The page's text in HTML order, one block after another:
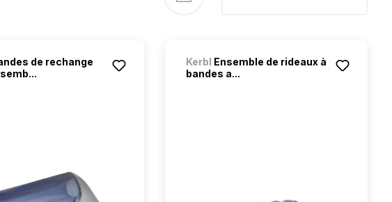
de rechange
Kerbl Ensemble de rideaux à
bandes a...